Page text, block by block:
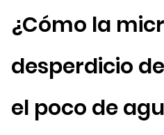
¿Cómo la
desperdicio
el poco de